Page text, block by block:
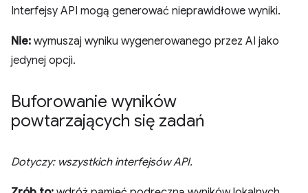
Interfejsy API mogą generować nieprawidłowe wyniki.
Nie: wymuszaj wyniku wygenerowanego przez AI jako
jedynej opcji.
Buforowanie wyników
powtarzających się zadań
Dotyczy: wszystkich interfejsów API.